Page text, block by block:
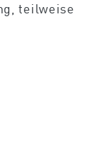
teilweise